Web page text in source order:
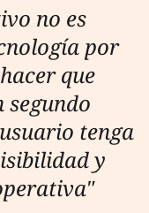
no es
por
que
segundo
tenga
y